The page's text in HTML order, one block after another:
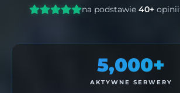
na podstawie 40+ opinii
5,000+
AKTYWNE SERWERY